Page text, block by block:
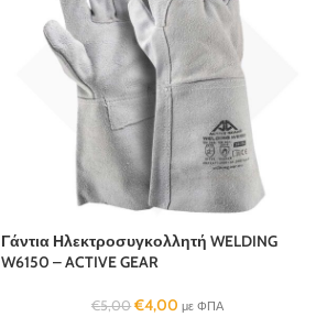
Γάντια Ηλεκτροσυγκολλητή WELDING
W6150 – ACTIVE GEAR
€5,00 €4,00 με ΦΠΑ